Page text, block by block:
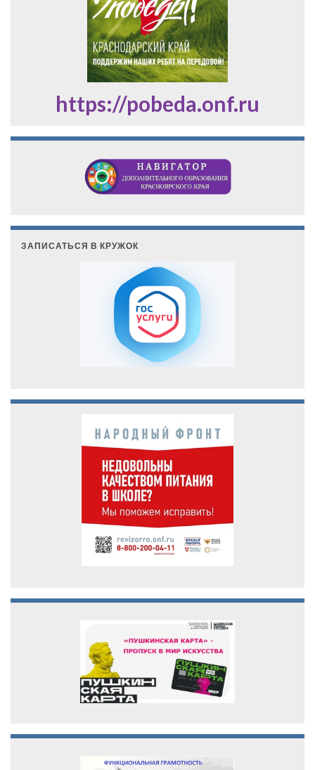
https://pobeda.onf.ru
ЗАПИСАТЬСЯ В КРУЖОК